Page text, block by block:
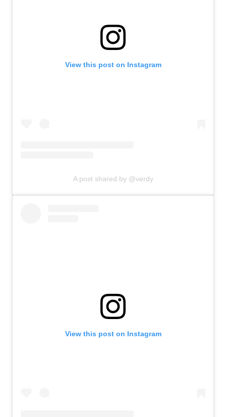
View this post on Instagram
A post shared by @verdy
View this post on Instagram